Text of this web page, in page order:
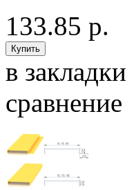
133.85 р.
в закладки
сравнение